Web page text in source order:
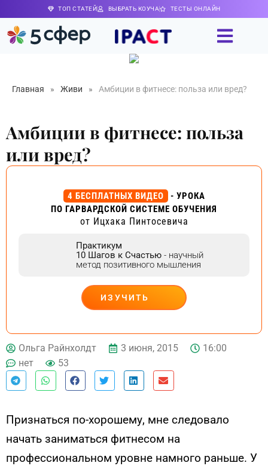
ТОП СТАТЕЙ ВЫБРАТЬ КОУЧА ТЕСТЫ ОНЛАЙН
Главная » Живи » Амбиции в фитнесе: польза или вред?
Амбиции в фитнесе: польза
или вред?
4 БЕСПЛАТНЫХ ВИДЕО
- УРОКА
ПО ГАРВАРДСКОЙ СИСТЕМЕ ОБУЧЕНИЯ
от Ицхака Пинтосевича
Практикум
10 Шагов к Счастью - научный
метод позитивного мышления
ИЗУЧИТЬ
ДЕЙСТВУЙ
Ольга Райнхолдт 3 июня, 2015
16:00
нет
53
Признаться по-хорошему, мне следовало
начать заниматься фитнесом на
профессиональном уровне намного раньше. У